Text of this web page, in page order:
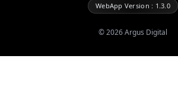
WebApp Version : 1.3.0
©2026Argus Digital